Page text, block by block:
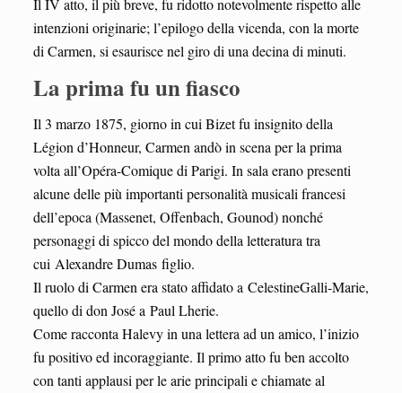
Il IV atto, il più breve, fu ridotto notevolmente rispetto alle
intenzioni originarie; l’epilogo della vicenda, con la morte
di Carmen, si esaurisce nel giro di una decina di minuti.
La prima fu un fiasco
Il 3 marzo 1875, giorno in cui Bizet fu insignito della
Légion d’Honneur, Carmen andò in scena per la prima
volta all’Opéra-Comique di Parigi. In sala erano presenti
alcune delle più importanti personalità musicali francesi
dell’epoca (Massenet, Offenbach, Gounod) nonché
personaggi di spicco del mondo della letteratura tra
cui Alexandre Dumas figlio.
Il ruolo di Carmen era stato affidato a CelestineGalli-Marie,
quello di don José a Paul Lherie.
Come racconta Halevy in una lettera ad un amico, l’inizio
fu positivo ed incoraggiante. Il primo atto fu ben accolto
con tanti applausi per le arie principali e chiamate al